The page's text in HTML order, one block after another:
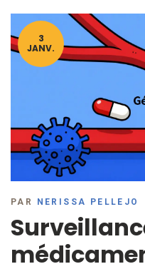
3
JANV.
PAR NERISSA PELLEJO